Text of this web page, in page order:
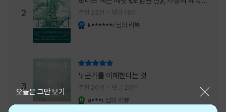
2
주는 실감과 미스터리 사건의 치밀함이 이루어
내는 최상의 시너지...
추천 22건 댓글 18건
k******i 님의 리뷰
3
누군가를 이해한다는 것
추천 20건 댓글 20건
a***i 님의 리뷰
오늘은 그만 보기